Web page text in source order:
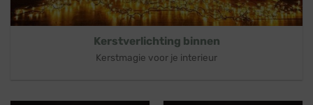
Kerstverlichting binnen
Kerstmagie voor je interieur